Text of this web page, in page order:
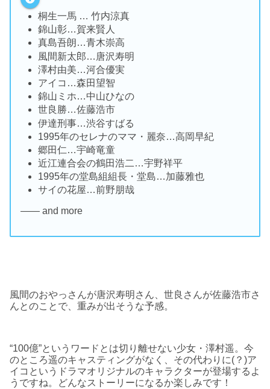
桐生一馬 … 竹内涼真
錦山彰…賀来賢人
真島吾朗…青木崇高
風間新太郎…唐沢寿明
澤村由美…河合優実
アイコ…森田望智
錦山ミホ…中山ひなの
世良勝…佐藤浩市
伊達刑事…渋谷すばる
1995年のセレナのママ・麗奈…高岡早紀
郷田仁…宇崎竜童
近江連合会の鶴田浩二…宇野祥平
1995年の堂島組組長・堂島…加藤雅也
サイの花屋…前野朋哉
―― and more
風間のおやっさんが唐沢寿明さん、世良さんが佐藤浩市さ
んとのことで、重みが出そうな予感。
“100億”というワードとは切り離せない少女・澤村遥。今
のところ遥のキャスティングがなく、その代わりに(？)ア
イコというドラマオリジナルのキャラクターが登場するよ
うですね。どんなストーリーになるか楽しみです！